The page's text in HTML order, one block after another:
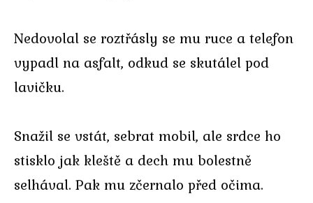
Nedovolal se roztřásly se mu ruce a telefon
vypadl na asfalt, odkud se skutálel pod
lavičku.
Snažil se vstát, sebrat mobil, ale srdce ho
stisklo jak kleště a dech mu bolestně
selhával. Pak mu zčernalo před očima.